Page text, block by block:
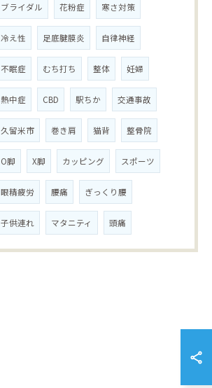
ブライダル 花粉症 寒さ対策
冷え性 足底腱膜炎 自律神経
不眠症 むち打ち 整体 妊婦
熱中症 CBD 駅ちか 交通事故
久留米市 巻き肩 猫背 整骨院
O脚 X脚 カッピング スポーツ
眼精疲労 腰痛 ぎっくり腰
子供連れ マタニティ 頭痛